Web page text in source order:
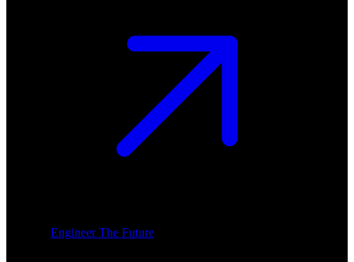
Engineer The Future